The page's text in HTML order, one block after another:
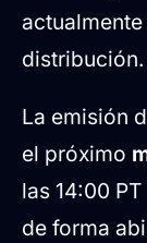
distribución.
La emisión
el próximo
las 14:00
de forma